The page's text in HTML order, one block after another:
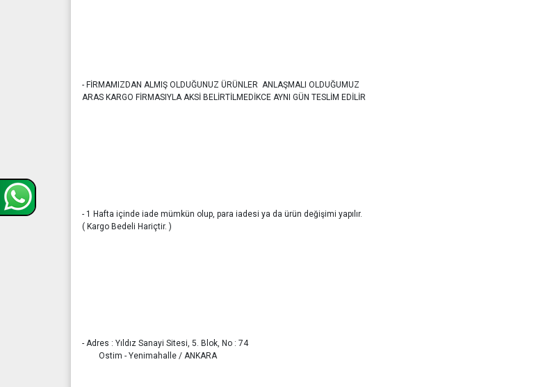
- FİRMAMIZDAN ALMIŞ OLDUĞUNUZ ÜRÜNLER ANLAŞMALI OLDUĞUMUZ
ARAS KARGO FİRMASIYLA AKSİ BELİRTİLMEDİKCE AYNI GÜN TESLİM EDİLİR
- 1 Hafta içinde iade mümkün olup, para iadesi ya da ürün değişimi yapılır.
( Kargo Bedeli Hariçtir. )
- Adres : Yıldız Sanayi Sitesi, 5. Blok, No : 74
Ostim - Yenimahalle / ANKARA